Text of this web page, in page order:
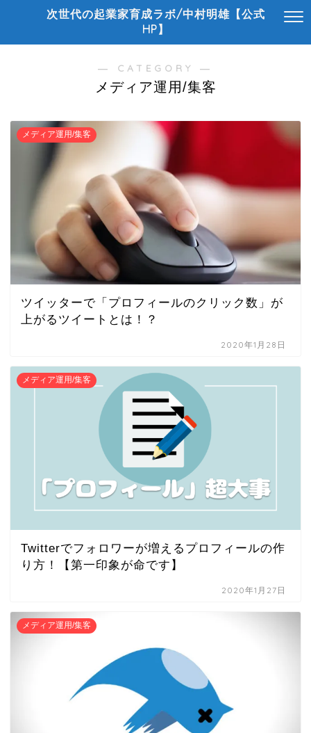
次世代の起業家育成ラボ/中村明雄【公式
HP】
― CATEGORY ―
メディア運用/集客
メディア運用/集客
ツイッターで「プロフィールのクリック数」が
上がるツイートとは！？
2020年1月28日
メディア運用/集客
Twitterでフォロワーが増えるプロフィールの作
り方！【第一印象が命です】
2020年1月27日
メディア運用/集客